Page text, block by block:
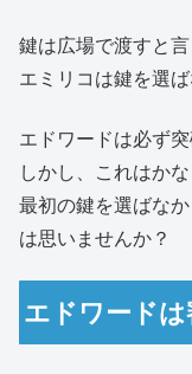
鍵は広場で渡すと
エミリコは鍵を選ば
エドワードは必ず
しかし、これはか
最初の鍵を選ばな
は思いませんか？
エドワードは